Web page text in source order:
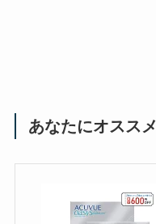
あなたにオススメ